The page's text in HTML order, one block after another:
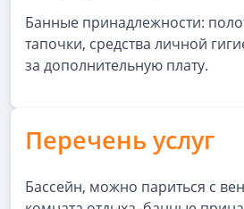
Банные принадлежности:
тапочки, средства личной
за дополнительную плату.
Перечень услуг
Бассейн, можно париться с